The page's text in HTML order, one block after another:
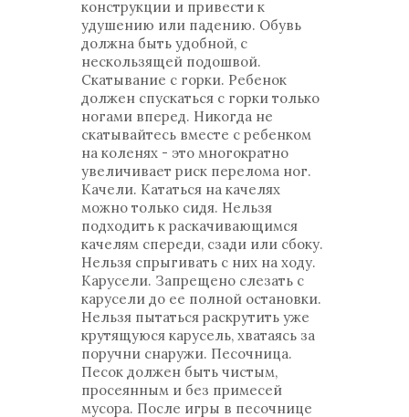
конструкции и привести к
удушению или падению. Обувь
должна быть удобной, с
нескользящей подошвой.
Скатывание с горки. Ребенок
должен спускаться с горки только
ногами вперед. Никогда не
скатывайтесь вместе с ребенком
на коленях - это многократно
увеличивает риск перелома ног.
Качели. Кататься на качелях
можно только сидя. Нельзя
подходить к раскачивающимся
качелям спереди, сзади или сбоку.
Нельзя спрыгивать с них на ходу.
Карусели. Запрещено слезать с
карусели до ее полной остановки.
Нельзя пытаться раскрутить уже
крутящуюся карусель, хватаясь за
поручни снаружи. Песочница.
Песок должен быть чистым,
просеянным и без примесей
мусора. После игры в песочнице